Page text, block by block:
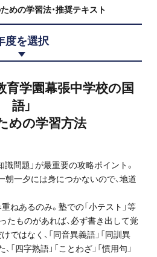
対策
めの学習法・推奨テキスト
度を選択
育学園幕張中学校の国
語」
めの学習方法
識問題」が最重要の攻略ポイント。
一夕には身につかないので、地道
ねあるのみ。塾での「小テスト」等
たものがあれば、必ず書き出して覚
ではなく、「同音異義語」「同訓異
、「四字熟語」「ことわざ」「慣用句」